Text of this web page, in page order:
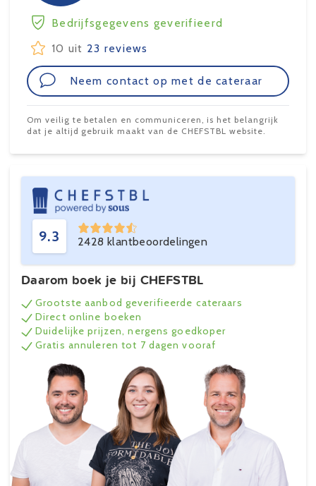
Bedrijfsgegevens geverifieerd
10 uit 23 reviews
Neem contact op met de cateraar
Om veilig te betalen en communiceren, is het belangrijk
dat je altijd gebruik maakt van de CHEFSTBL website.
9.3 2428 klantbeoordelingen
Daarom boek je bij CHEFSTBL
Grootste aanbod geverifieerde cateraars
Direct online boeken
Duidelijke prijzen, nergens goedkoper
Gratis annuleren tot 7 dagen vooraf